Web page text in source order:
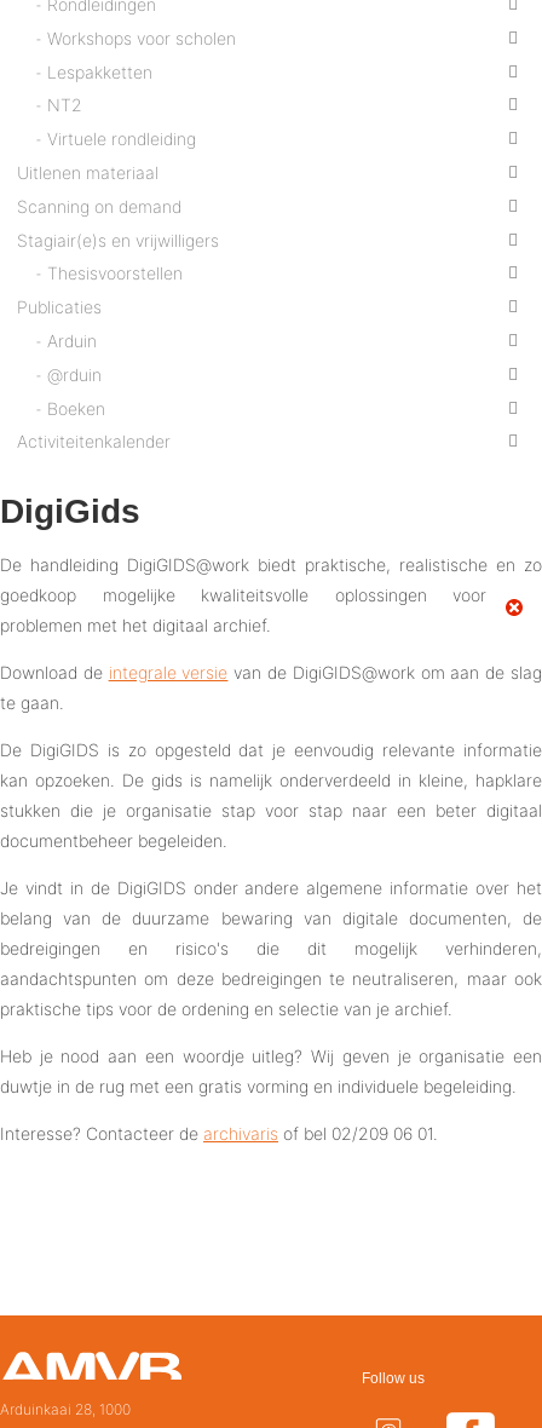
Rondleidingen
Workshops voor scholen
Lespakketten
NT2
Virtuele rondleiding
Uitlenen materiaal
Scanning on demand
Stagiair(e)s en vrijwilligers
Thesisvoorstellen
Publicaties
Arduin
@rduin
Boeken
Activiteitenkalender
DigiGids
De handleiding DigiGIDS@work biedt praktische, realistische en zo
goedkoop mogelijke kwaliteitsvolle oplossingen voor
problemen met het digitaal archief.
Download de integrale versie van de DigiGIDS@work om aan de slag
te gaan.
De DigiGIDS is zo opgesteld dat je eenvoudig relevante informatie
kan opzoeken. De gids is namelijk onderverdeeld in kleine, hapklare
stukken die je organisatie stap voor stap naar een beter digitaal
documentbeheer begeleiden.
Je vindt in de DigiGIDS onder andere algemene informatie over het
belang van de duurzame bewaring van digitale documenten, de
bedreigingen en risico's die dit mogelijk verhinderen,
aandachtspunten om deze bedreigingen te neutraliseren, maar ook
praktische tips voor de ordening en selectie van je archief.
Heb je nood aan een woordje uitleg? Wij geven je organisatie een
duwtje in de rug met een gratis vorming en individuele begeleiding.
Interesse? Contacteer de archivaris of bel 02/209 06 01.
Arduinkaai 28, 1000
Follow us